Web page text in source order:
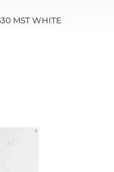
MST WHITE